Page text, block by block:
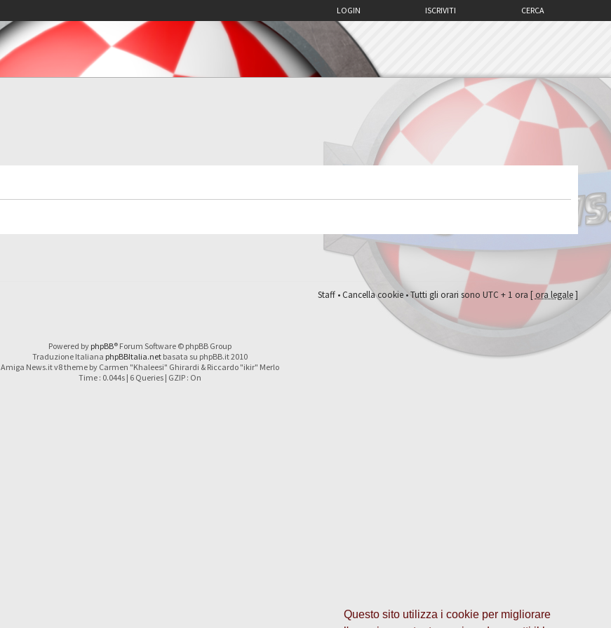
Questo sito utilizza i cookie per migliorare
CERCA
ISCRIVITI
LOGIN
Staff•Cancella cookie• Tutti gli orari sono UTC + 1 ora [ ora legale]
Powered by phpBB® Forum Software © phpBB Group
Traduzione Italiana phpBBItalia.netbasata su phpBB.it 2010
Amiga News.it v8 theme by Carmen "Khaleesi" Ghirardi & Riccardo "ikir" Merlo
Time : 0.044s | 6 Queries | GZIP : On